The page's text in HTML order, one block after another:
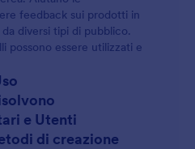
feedback sui prodotti in
diversi tipi di pubblico.
possono essere utilizzati e
e Utenti
di creazione